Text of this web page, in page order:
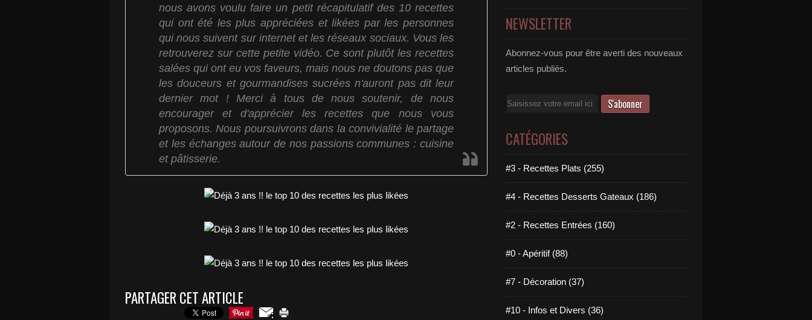
nous avons voulu faire un petit récapitulatif des 10 recettes
qui ont été les plus appréciées et likées par les personnes
qui nous suivent sur internet et les réseaux sociaux. Vous les
retrouverez sur cette petite vidéo. Ce sont plutôt les recettes
salées qui ont eu vos faveurs, mais nous ne doutons pas que
les douceurs et gourmandises sucrées n'auront pas dit leur
dernier mot ! Merci à tous de nous soutenir, de nous
encourager et d'apprécier les recettes que nous vous
proposons. Nous poursuivrons dans la convivialité le partage
et les échanges autour de nos passions communes : cuisine
et pâtisserie.
PARTAGER CET ARTICLE
NEWSLETTER
Abonnez-vous pour être averti des nouveaux
articles publiés.
Email
CATÉGORIES
#3 - Recettes Plats (255)
#4 - Recettes Desserts Gateaux (186)
#2 - Recettes Entrées (160)
#0 - Apéritif (88)
#7 - Décoration (37)
#10 - Infos et Divers (36)